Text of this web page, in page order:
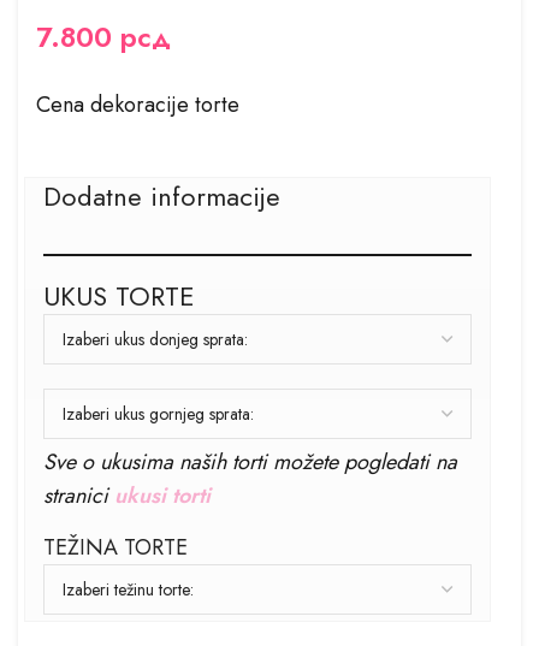
7.800 рсд
Cena dekoracije torte
Dodatne informacije
UKUS TORTE
Sve o ukusima naših torti možete pogledati na
straniciukusi torti
TEŽINA TORTE